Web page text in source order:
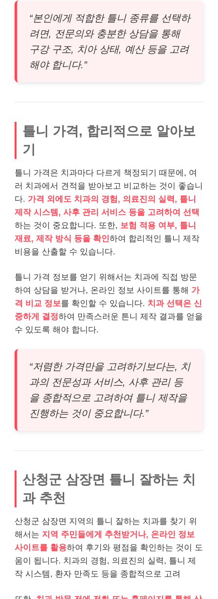
“본인에게 적합한 틀니 종류를 선택하
려면, 전문의와 충분한 상담을 통해
구강 구조, 치아 상태, 예산 등을 고려
해야 합니다.”
틀니 가격, 합리적으로 알아보
기
틀니 가격은 치과마다 다르게 책정되기 때문에, 여
러 치과에서 견적을 받아보고 비교하는 것이 좋습니
다. 가격 외에도 치과의 경험, 의료진의 실력, 틀니
제작 시스템, 사후 관리 서비스 등을 고려하여 선택
하는 것이 중요합니다. 또한, 보험 적용 여부, 틀니
재료, 제작 방식 등을 확인하여 합리적인 틀니 제작
비용을 산출할 수 있습니다.
틀니 가격 정보를 얻기 위해서는 치과에 직접 방문
하여 상담을 받거나, 온라인 정보 사이트를 통해 가
격 비교 정보를 확인할 수 있습니다. 치과 선택은 신
중하게 결정하여 만족스러운 튼니 제작 결과를 얻을
수 있도록 해야 합니다.
“저렴한 가격만을 고려하기보다는, 치
과의 전문성과 서비스, 사후 관리 등
을 종합적으로 고려하여 틀니 제작을
진행하는 것이 중요합니다.”
산청군 삼장면 틀니 잘하는 치
과 추천
산청군 삼장면 지역의 틀니 잘하는 치과를 찾기 위
해서는 지역 주민들에게 추천받거나, 온라인 정보
사이트를 활용하여 후기와 평점을 확인하는 것이 도
움이 됩니다. 치과의 경험, 의료진의 실력, 틀니 제
작 시스템, 환자 만족도 등을 종합적으로 고려